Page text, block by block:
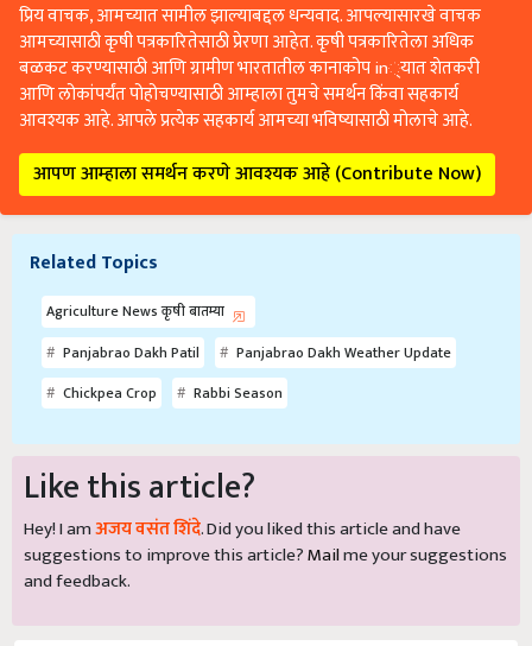
प्रिय वाचक, आमच्यात सामील झाल्याबद्दल धन्यवाद. आपल्यासारखे वाचक
आमच्यासाठी कृषी पत्रकारितेसाठी प्रेरणा आहेत. कृषी पत्रकारितेला अधिक
बळकट करण्यासाठी आणि ग्रामीण भारतातील कानाकोप in्यात शेतकरी
आणि लोकांपर्यंत पोहोचण्यासाठी आम्हाला तुमचे समर्थन किंवा सहकार्य
आवश्यक आहे. आपले प्रत्येक सहकार्य आमच्या भविष्यासाठी मोलाचे आहे.
आपण आम्हाला समर्थन करणे आवश्यक आहे (Contribute Now)
Related Topics
Agriculture News कृषी बातम्या
Panjabrao Dakh Patil
Panjabrao Dakh Weather Update
Chickpea Crop
Rabbi Season
Like this article?
Hey! I amअजय वसंत शिंदे. Did you liked this article and have
suggestions to improve this article?Mailme your suggestions
and feedback.